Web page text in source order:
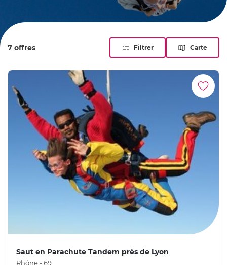
lors de la descente sous voile. Encadré par des instructeurs
expérimentés, vivez une aventure aérienne intense où
frissons et beauté naturelle se conjuguent pour un souvenir
impérissable.
7 offres Filtrer Carte
Saut en Parachute Tandem près de Lyon
Rhône - 69